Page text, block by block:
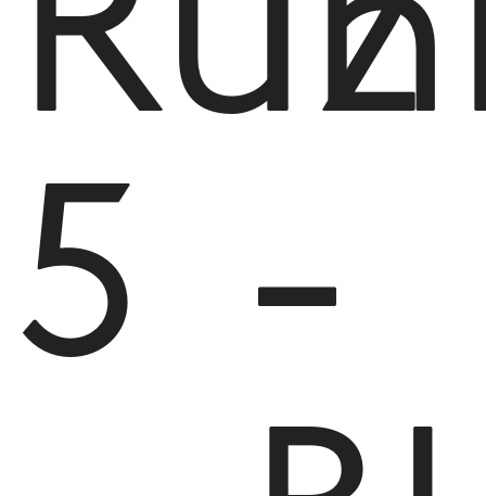
5
12
-